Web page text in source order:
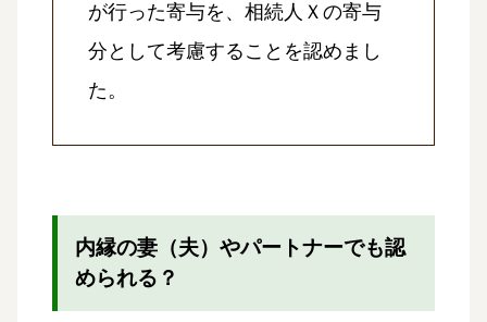
が行った寄与を、相続人Ｘの寄与
分として考慮することを認めまし
た。
内縁の妻（夫）やパートナーでも認
められる？